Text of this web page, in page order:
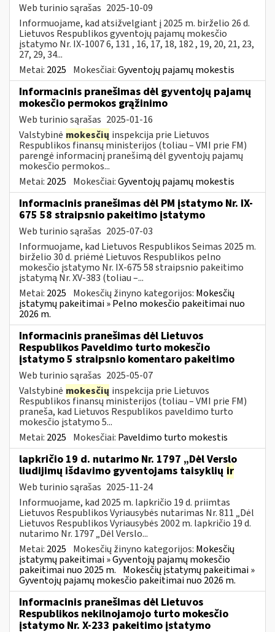
Web turinio sąrašas 2025-10-09
Informuojame, kad atsižvelgiant į 2025 m. birželio 26 d.
Lietuvos Respublikos gyventojų pajamų mokesčio
įstatymo Nr. IX-1007 6, 131 , 16, 17, 18, 182 , 19, 20, 21, 23,
27, 29, 34...
Metai: 2025 Mokesčiai:Gyventojų pajamų mokestis
Informacinis pranešimas dėl gyventojų pajamų
mokesčio permokos grąžinimo
Web turinio sąrašas 2025-01-16
Valstybinė mokesčių inspekcija prie Lietuvos
Respublikos finansų ministerijos (toliau – VMI prie FM)
parengė informacinį pranešimą dėl gyventojų pajamų
mokesčio permokos...
Metai: 2025 Mokesčiai:Gyventojų pajamų mokestis
Informacinis pranešimas dėl PM įstatymo Nr. IX-
675 58 straipsnio pakeitimo įstatymo
Web turinio sąrašas 2025-07-03
Informuojame, kad Lietuvos Respublikos Seimas 2025 m.
birželio 30 d. priėmė Lietuvos Respublikos pelno
mokesčio įstatymo Nr. IX-675 58 straipsnio pakeitimo
įstatymą Nr. XV-383 (toliau –...
Metai: 2025 Mokesčių žinyno kategorijos: Mokesčių
įstatymų pakeitimai » Pelno mokesčio pakeitimai nuo
2026 m.
Informacinis pranešimas dėl Lietuvos
Respublikos Paveldimo turto mokesčio
įstatymo 5 straipsnio komentaro pakeitimo
Web turinio sąrašas 2025-05-07
Valstybinė mokesčių inspekcija prie Lietuvos
Respublikos finansų ministerijos (toliau – VMI prie FM)
praneša, kad Lietuvos Respublikos paveldimo turto
mokesčio įstatymo 5...
Metai: 2025 Mokesčiai: Paveldimo turto mokestis
lapkričio 19 d. nutarimo Nr. 1797 „Dėl Verslo
liudijimų išdavimo gyventojams taisyklių ir
Web turinio sąrašas 2025-11-24
Informuojame, kad 2025 m. lapkričio 19 d. priimtas
Lietuvos Respublikos Vyriausybės nutarimas Nr. 811 „Dėl
Lietuvos Respublikos Vyriausybės 2002 m. lapkričio 19 d.
nutarimo Nr. 1797 „Dėl Verslo...
Metai: 2025 Mokesčių žinyno kategorijos: Mokesčių
įstatymų pakeitimai » Gyventojų pajamų mokesčio
pakeitimai nuo 2025 m. Mokesčių įstatymų pakeitimai »
Gyventojų pajamų mokesčio pakeitimai nuo 2026 m.
Informacinis pranešimas dėl Lietuvos
Respublikos nekilnojamojo turto mokesčio
įstatymo Nr. X-233 pakeitimo įstatymo